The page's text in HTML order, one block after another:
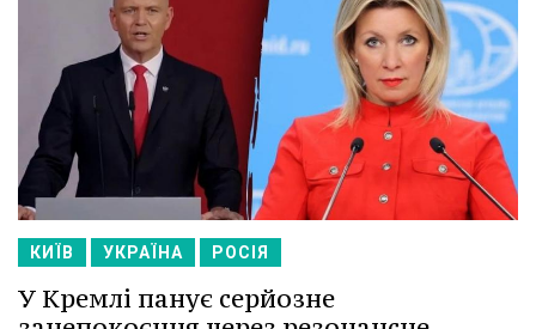
КИЇВ УКРАЇНА РОСІЯ
У Кремлі панує серйозне